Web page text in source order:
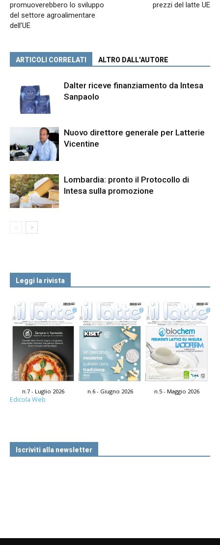
promuoverebbero lo sviluppo
del settore agroalimentare
dell’UE
prezzi del latte UE
ARTICOLI CORRELATI ALTRO DALL'AUTORE
Dalter riceve finanziamento da Intesa
Sanpaolo
Nuovo direttore generale per Latterie
Vicentine
Lombardia: pronto il Protocollo di
Intesa sulla promozione
Leggi la rivista
n.7 - Luglio 2026 n.6 - Giugno 2026 n.5 - Maggio 2026
Edicola Web
Iscriviti alla newsletter